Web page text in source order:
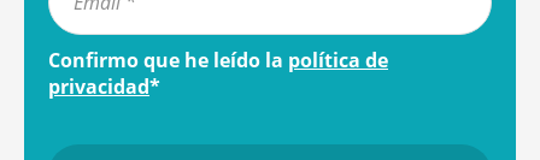
Confirmo que he leído la política de
privacidad*